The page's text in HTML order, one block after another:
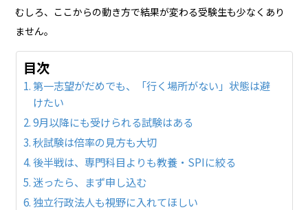
むしろ、ここからの動き方で結果が変わる受験生も少なくあり
ません。
目次
第一志望がだめでも、「行く場所がない」状態は避
けたい
9月以降にも受けられる試験はある
秋試験は倍率の見方も大切
後半戦は、専門科目よりも教養・SPIに絞る
迷ったら、まず申し込む
独立行政法人も視野に入れてほしい